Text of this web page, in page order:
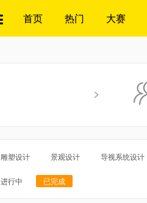
首页 热门 大赛
>
雕塑设计 景观设计 导视系统设计
进行中 已完成